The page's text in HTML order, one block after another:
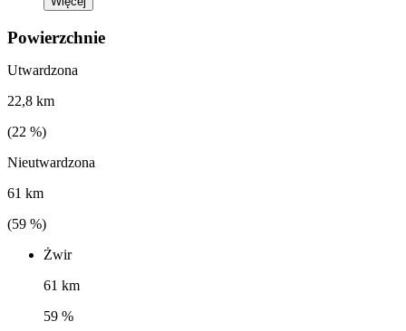
Powierzchnie
Utwardzona
22,8 km
(22 %)
Nieutwardzona
61 km
(59 %)
Żwir
61 km
59 %